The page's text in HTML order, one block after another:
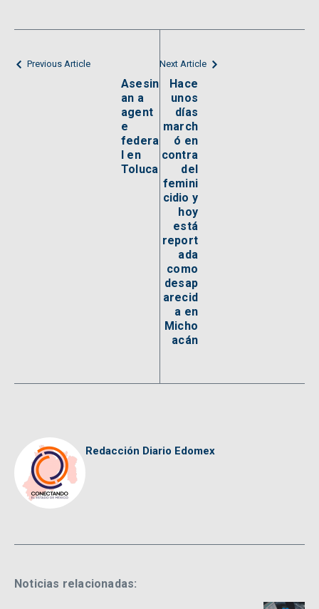
Previous Article
Asesin
an a
agent
e
federa
l en
Toluca
Next Article
Hace
unos
días
march
ó en
contra
del
femini
cidio y
hoy
está
report
ada
como
desap
arecid
a en
Micho
acán
Redacción Diario Edomex
Noticias relacionadas: